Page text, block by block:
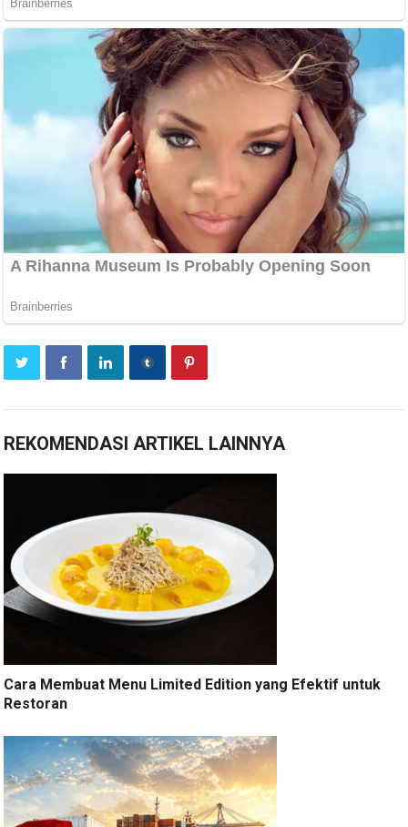
REKOMENDASI ARTIKEL LAINNYA
Cara Membuat Menu Limited Edition yang Efektif untuk
Restoran